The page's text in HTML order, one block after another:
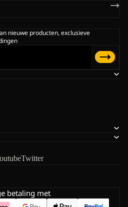
Twitter
nieuwe producten, exclusieve
betaling met